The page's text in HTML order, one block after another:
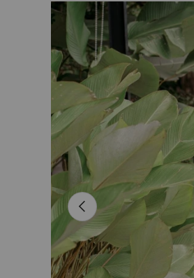
Passer aux
L’image 5 est maintenant
Précédent